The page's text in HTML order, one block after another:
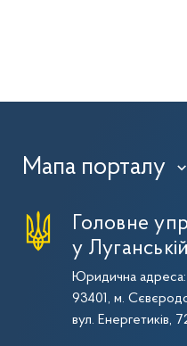
Мапа порталу
Головне
у
Юридична адреса:
93401, м.
вул. Енергетиків,